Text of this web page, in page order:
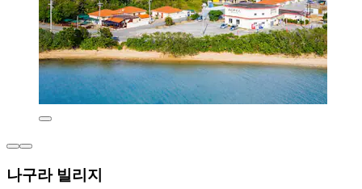
나구라 빌리지